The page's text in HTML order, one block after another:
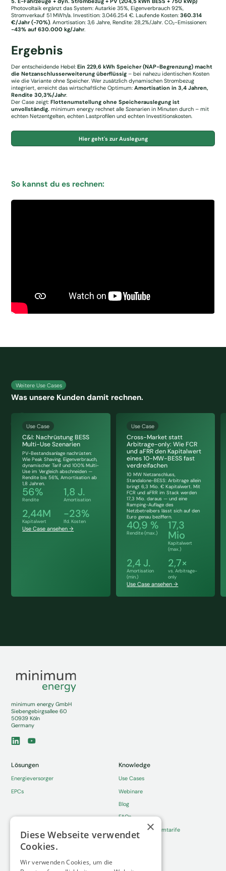
Photovoltaik ergänzt das System: Autarkie 35%, Eigenverbrauch 92%,
Stromverkauf 51 MWh/a. Investition: 3.046.254 €. Laufende Kosten:360.314
€/Jahr (-70%). Amortisation: 3,6 Jahre, Rendite: 28,2%/Jahr. CO₂-Emissionen:
-43% auf 630.000 kg/Jahr.
Ergebnis
Der entscheidende Hebel:Ein 229,6 kWh Speicher (NAP-Begrenzung) macht
die Netzanschlusserweiterung überflüssig – bei nahezu identischen Kosten
wie die Variante ohne Speicher. Wer zusätzlich dynamischen Strombezug
integriert, erreicht das wirtschaftliche Optimum:Amortisation in 3,4 Jahren,
Rendite 30,3%/Jahr.
Der Case zeigt:Flottenumstellung ohne Speicherauslegung ist
unvollständig. minimum energy rechnet alle Szenarien in Minuten durch – mit
echten Netzentgelten, echten Lastprofilen und echten Investitionskosten.
Hier geht's zur Auslegung
So kannst du es rechnen:
Weitere Use Cases
Was unsere Kunden damit rechnen.
Use Case
C&I: Nachrüstung BESS
Multi-Use Szenarien
PV-Bestandsanlage nachrüsten:
Wie Peak Shaving, Eigenverbrauch,
dynamischer Tarif und 100% Multi-
Use im Vergleich abschneiden —
Rendite bis 56%, Amortisation ab
1,8 Jahren.
56%
Rendite
1,8 J.
Amortisation
2,44M
Kapitalwert
-23%
lfd. Kosten
Use Case ansehen →
Use Case
Cross-Market statt
Arbitrage-only: Wie FCR
und aFRR den Kapitalwert
eines 10-MW-BESS fast
verdreifachen
10 MW Netzanschluss,
Standalone-BESS: Arbitrage allein
bringt 6,3 Mio. € Kapitalwert. Mit
FCR und aFRR im Stack werden
17,3 Mio. daraus — und eine
Ramping-Auflage des
Netzbetreibers lässt sich auf den
Euro genau beziffern.
40,9 %
Rendite (max.)
17,3
Mio
Kapitalwert
(max.)
2,4 J.
Amortisation
(min.)
2,7×
vs. Arbitrage-
only
Use Case ansehen →
minimum energy GmbH
Siebengebirgsallee 60
50939 Köln
Germany
Lösungen
Energieversorger
EPCs
Knowledge
Use Cases
Webinare
Blog
FAQs
Dynamische Stromtarife
Netzanschluss-Report 2026 Über Uns
×
Diese Webseite verwendet
Cookies.
Wir verwenden Cookies, um die